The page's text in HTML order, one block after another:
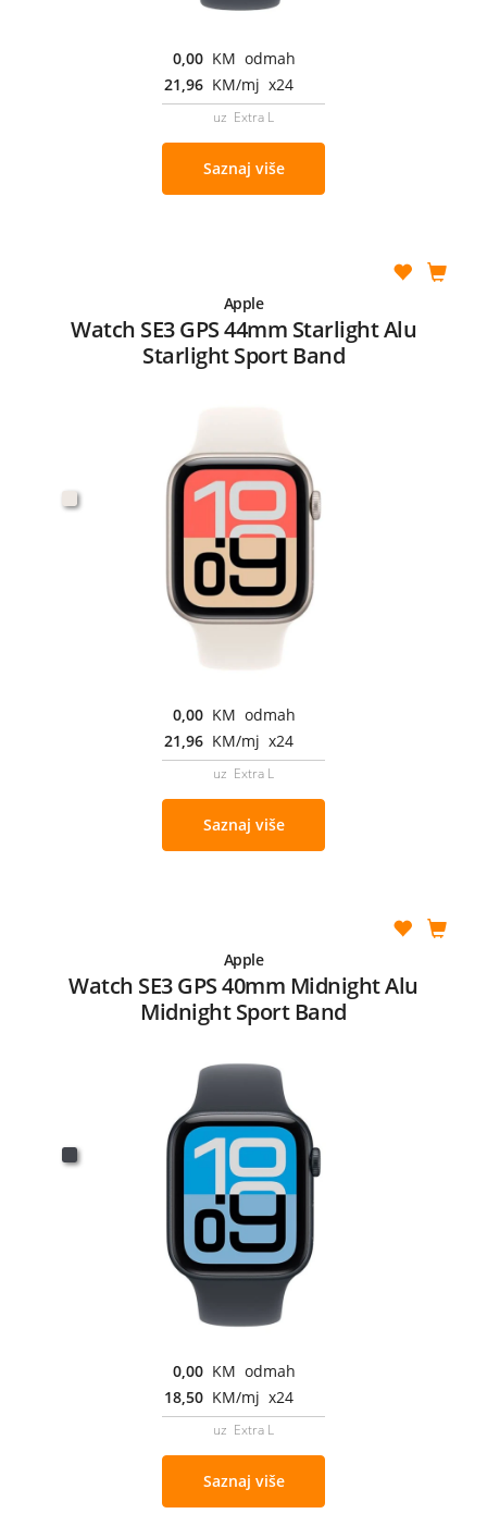
0,00 KM odmah
21,96 KM/mj x24
uz Extra L
Saznaj više
Apple
Watch SE3 GPS 44mm Starlight Alu
Starlight Sport Band
0,00 KM odmah
21,96 KM/mj x24
uz Extra L
Saznaj više
Apple
Watch SE3 GPS 40mm Midnight Alu
Midnight Sport Band
0,00 KM odmah
18,50 KM/mj x24
uz Extra L
Saznaj više